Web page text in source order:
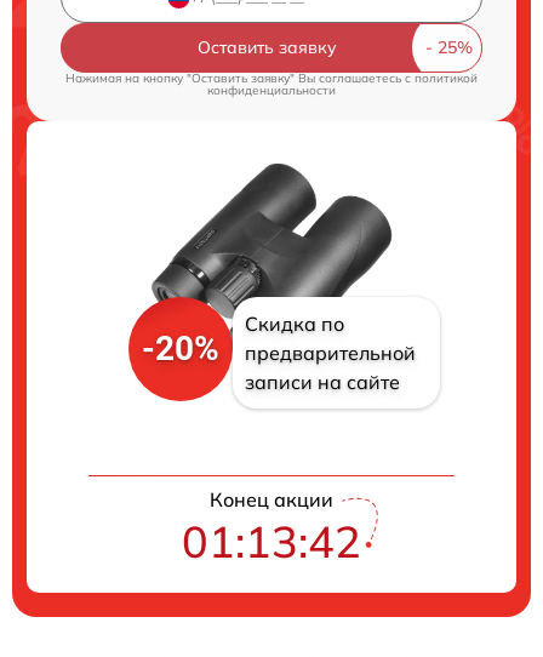
Оставить заявку
Нажимая на кнопку "Оставить заявку" Вы соглашаетесь cполитикой
конфиденциальности
-20%
Скидка по
предварительной
записи на сайте
Конец акции
01:13:41